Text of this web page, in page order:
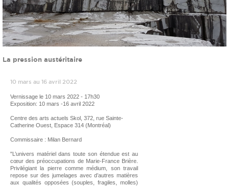
La pression austéritaire
10 mars au 16 avril 2022
Vernissage le 10 mars 2022 - 17h30
Exposition: 10 mars -16 avril 2022
Centre des arts actuels Skol, 372, rue Sainte-
Catherine Ouest, Espace 314 (Montréal)
Commissaire : Milan Bernard
"L’univers matériel dans toute son étendue est au
cœur des préoccupations de Marie-France Brière.
Privilégiant la pierre comme médium, son travail
repose sur des jumelages avec d’autres matières
aux qualités opposées (souples, fragiles, molles)